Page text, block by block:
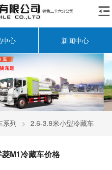

中心 新闻中心
系列 > 2.6-3.9米小型冷藏车
菱M1冷藏车价格